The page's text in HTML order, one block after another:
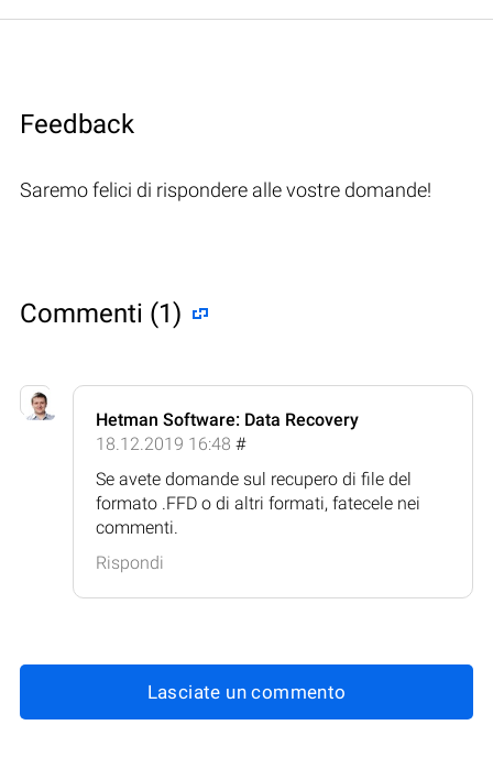
Feedback
Saremo felici di rispondere alle vostre domande!
Commenti (1)
Hetman Software: Data Recovery
18.12.2019 16:48 #
Se avete domande sul recupero di file del
formato .FFD o di altri formati, fatecele nei
commenti.
Rispondi
Lasciate un commento